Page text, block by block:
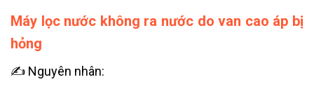
Máy lọc nước không ra nước do van cao áp bị
hỏng
✍ Nguyên nhân: